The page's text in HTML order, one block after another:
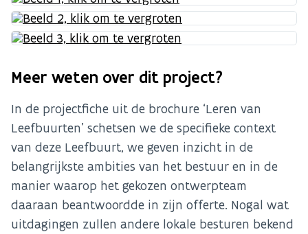
Meer weten over dit project?
In de projectfiche uit de brochure ‘Leren van
Leefbuurten’ schetsen we de specifieke context
van deze Leefbuurt, we geven inzicht in de
belangrijkste ambities van het bestuur en in de
manier waarop het gekozen ontwerpteam
daaraan beantwoordde in zijn offerte. Nogal wat
uitdagingen zullen andere lokale besturen bekend